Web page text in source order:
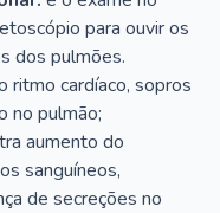
para ouvir os
dos pulmões.
ritmo cardíaco, sopros
no pulmão;
aumento do
sanguíneos,
de secreções no